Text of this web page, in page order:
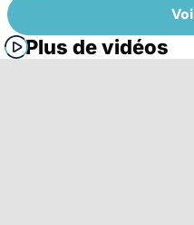
Plus de vidéos